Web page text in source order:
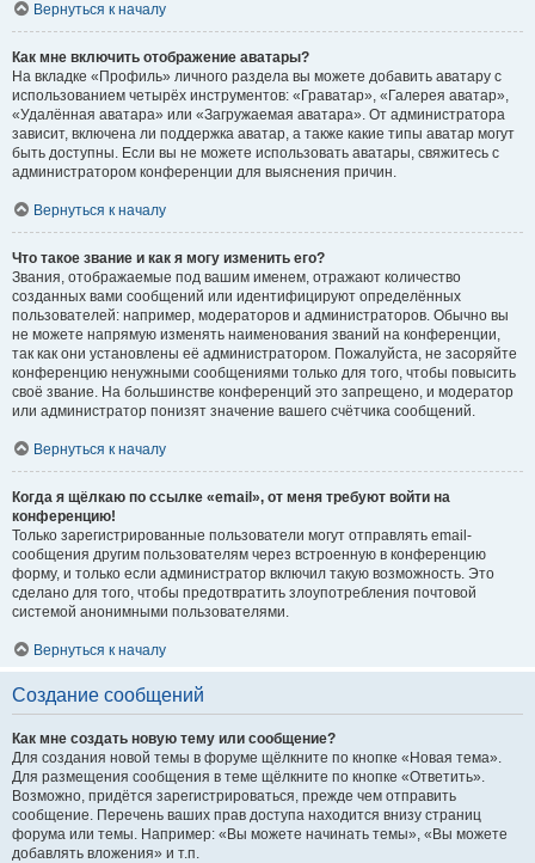
Вернуться к началу
Как мне включить отображение аватары?
На вкладке «Профиль» личного раздела вы можете добавить аватару с
использованием четырёх инструментов: «Граватар», «Галерея аватар»,
«Удалённая аватара» или «Загружаемая аватара». От администратора
зависит, включена ли поддержка аватар, а также какие типы аватар могут
быть доступны. Если вы не можете использовать аватары, свяжитесь с
администратором конференции для выяснения причин.
Вернуться к началу
Что такое звание и как я могу изменить его?
Звания, отображаемые под вашим именем, отражают количество
созданных вами сообщений или идентифицируют определённых
пользователей: например, модераторов и администраторов. Обычно вы
не можете напрямую изменять наименования званий на конференции,
так как они установлены её администратором. Пожалуйста, не засоряйте
конференцию ненужными сообщениями только для того, чтобы повысить
своё звание. На большинстве конференций это запрещено, и модератор
или администратор понизят значение вашего счётчика сообщений.
Вернуться к началу
Когда я щёлкаю по ссылке «email», от меня требуют войти на
конференцию!
Только зарегистрированные пользователи могут отправлять email-
сообщения другим пользователям через встроенную в конференцию
форму, и только если администратор включил такую возможность. Это
сделано для того, чтобы предотвратить злоупотребления почтовой
системой анонимными пользователями.
Вернуться к началу
Создание сообщений
Как мне создать новую тему или сообщение?
Для создания новой темы в форуме щёлкните по кнопке «Новая тема».
Для размещения сообщения в теме щёлкните по кнопке «Ответить».
Возможно, придётся зарегистрироваться, прежде чем отправить
сообщение. Перечень ваших прав доступа находится внизу страниц
форума или темы. Например: «Вы можете начинать темы», «Вы можете
добавлять вложения» и т.п.